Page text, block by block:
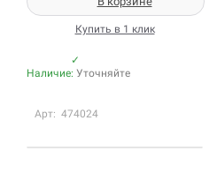
Купить в 1 клик
✓
Наличие: Уточняйте
Арт: 474024